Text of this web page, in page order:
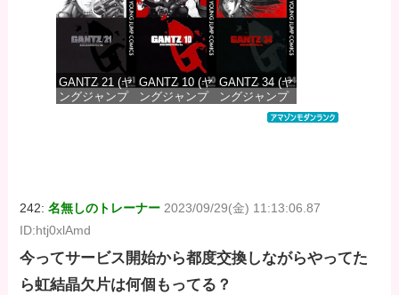
価格：¥100 価格：¥100 価格：¥100
GANTZ 21 (ヤ
ングジャンプ
GANTZ 10 (ヤ
ングジャンプ
GANTZ 34 (ヤ
ングジャンプ
コミックス
242:名無しのトレーナー 2023/09/29(金) 11:13:06.87
ID:htj0xlAmd
今ってサービス開始から都度交換しながらやってた
ら虹結晶欠片は何個もってる？